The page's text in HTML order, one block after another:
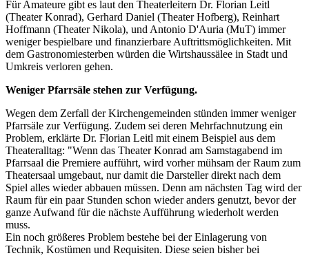
Für Amateure gibt es laut den Theaterleitern Dr. Florian Leitl
(Theater Konrad), Gerhard Daniel (Theater Hofberg), Reinhart
Hoffmann (Theater Nikola), und Antonio D'Auria (MuT) immer
weniger bespielbare und finanzierbare Auftrittsmöglichkeiten. Mit
dem Gastronomiesterben würden die Wirtshaussälee in Stadt und
Umkreis verloren gehen.
Weniger Pfarrsäle stehen zur Verfügung.
Wegen dem Zerfall der Kirchengemeinden stünden immer weniger
Pfarrsäle zur Verfügung. Zudem sei deren Mehrfachnutzung ein
Problem, erklärte Dr. Florian Leitl mit einem Beispiel aus dem
Theateralltag: "Wenn das Theater Konrad am Samstagabend im
Pfarrsaal die Premiere aufführt, wird vorher mühsam der Raum zum
Theatersaal umgebaut, nur damit die Darsteller direkt nach dem
Spiel alles wieder abbauen müssen. Denn am nächsten Tag wird der
Raum für ein paar Stunden schon wieder anders genutzt, bevor der
ganze Aufwand für die nächste Aufführung wiederholt werden
muss.
Ein noch größeres Problem bestehe bei der Einlagerung von
Technik, Kostümen und Requisiten. Diese seien bisher bei